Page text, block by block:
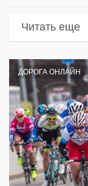
Читать еще
ДОРОГА ОНЛАЙН